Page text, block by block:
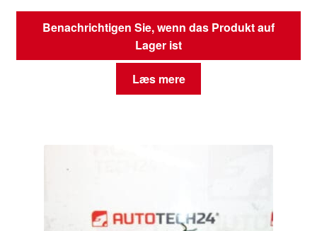
Benachrichtigen Sie, wenn das Produkt auf
Lager ist
Læs mere